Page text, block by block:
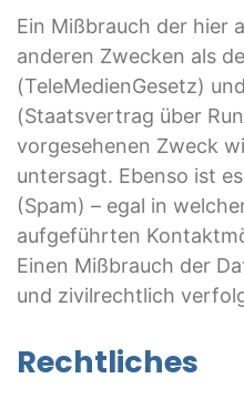
Ein Mißbrauch der hier
anderen Zwecken als
(TeleMedienGesetz)
(Staatsvertrag über
vorgesehenen Zweck
untersagt. Ebenso ist
(Spam) – egal in
aufgeführten
Einen Mißbrauch der
und zivilrechtlich
Rechtliches